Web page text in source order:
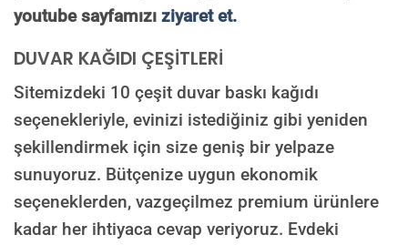
youtube sayfamızı ziyaret et.
DUVAR KAĞIDI ÇEŞİTLERİ
Sitemizdeki 10 çeşit duvar baskı kağıdı
seçenekleriyle, evinizi istediğiniz gibi yeniden
şekillendirmek için size geniş bir yelpaze
sunuyoruz. Bütçenize uygun ekonomik
seçeneklerden, vazgeçilmez premium ürünlere
kadar her ihtiyaca cevap veriyoruz. Evdeki